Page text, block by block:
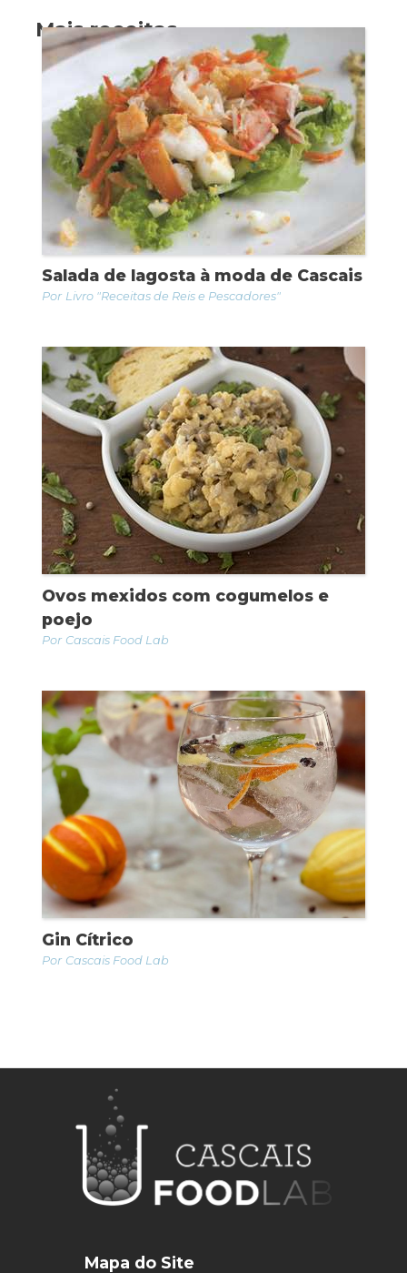
Mais receitas
Salada de lagosta à moda de Cascais
Livro "Receitas de Reis e Pescadores"
Ovos mexidos com cogumelos e
poejo
Cascais Food Lab
Gin Cítrico
Cascais Food Lab
Mapa do Site